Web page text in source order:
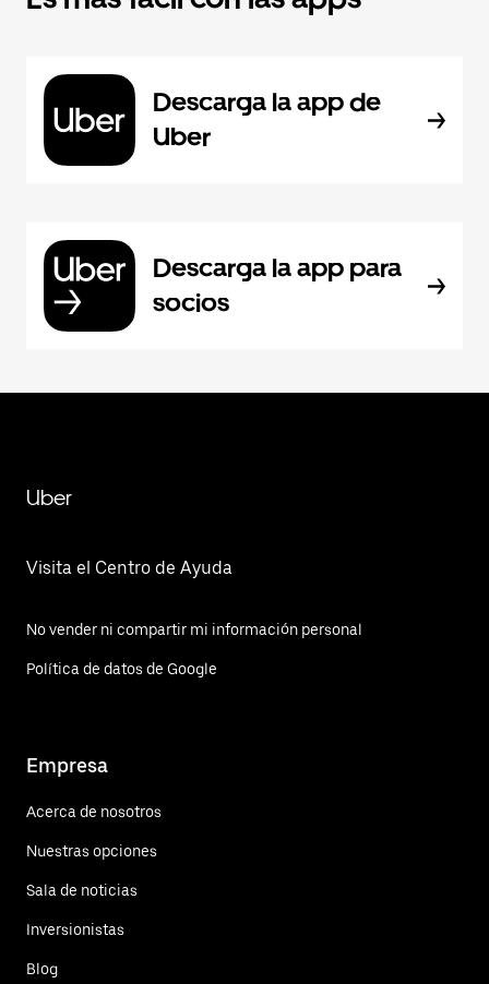
Descarga la app de
Uber
Descarga la app para
socios
Uber
Visita el Centro de Ayuda
No vender ni compartir mi información personal
Política de datos de Google
Empresa
Acerca de nosotros
Nuestras opciones
Sala de noticias
Inversionistas
Blog